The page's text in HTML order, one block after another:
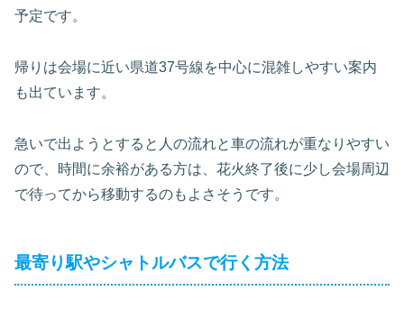
予定です。
帰りは会場に近い県道37号線を中心に混雑しやすい案内
も出ています。
急いで出ようとすると人の流れと車の流れが重なりやすい
ので、時間に余裕がある方は、花火終了後に少し会場周辺
で待ってから移動するのもよさそうです。
最寄り駅やシャトルバスで行く方法